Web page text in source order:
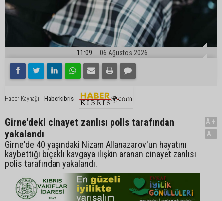
11:09 06 Ağustos 2026
Haber Kaynağı Haberkibris
Girne'deki cinayet zanlısı polis tarafından
yakalandı
Girne'de 40 yaşındaki Nizam Allanazarov'un hayatını
kaybettiği bıçaklı kavgaya ilişkin aranan cinayet zanlısı
polis tarafından yakalandı.
A+
A-